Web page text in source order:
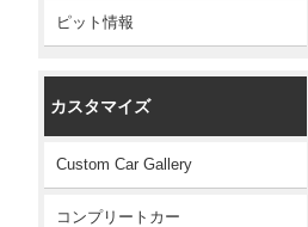
ピット情報
カスタマイズ
Custom Car Gallery
コンプリートカー